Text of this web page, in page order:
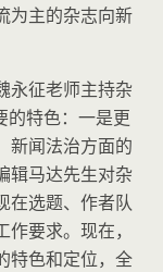
为主的杂志向新
永征老师主持杂
的特色：一是更
新闻法治方面的
辑马达先生对杂
在选题、作者队
要求。现在，
特色和定位，全